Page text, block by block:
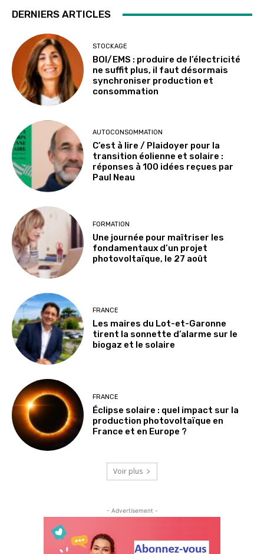
DERNIERS ARTICLES
STOCKAGE
BOI/EMS : produire de l’électricité
ne suffit plus, il faut désormais
synchroniser production et
consommation
AUTOCONSOMMATION
C’est à lire / Plaidoyer pour la
transition éolienne et solaire :
réponses à 100 idées reçues par
Paul Neau
FORMATION
Une journée pour maîtriser les
fondamentaux d’un projet
photovoltaïque, le 27 août
FRANCE
Les maires du Lot-et-Garonne
tirent la sonnette d’alarme sur le
biogaz et le solaire
FRANCE
Éclipse solaire : quel impact sur la
production photovoltaïque en
France et en Europe ?
Voir plus
- Advertisement -